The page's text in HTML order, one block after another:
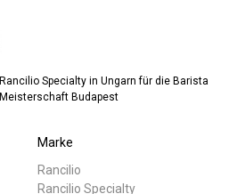
Rancilio Specialty in Ungarn für die Barista
Meisterschaft Budapest
Marke
Rancilio
Rancilio Specialty